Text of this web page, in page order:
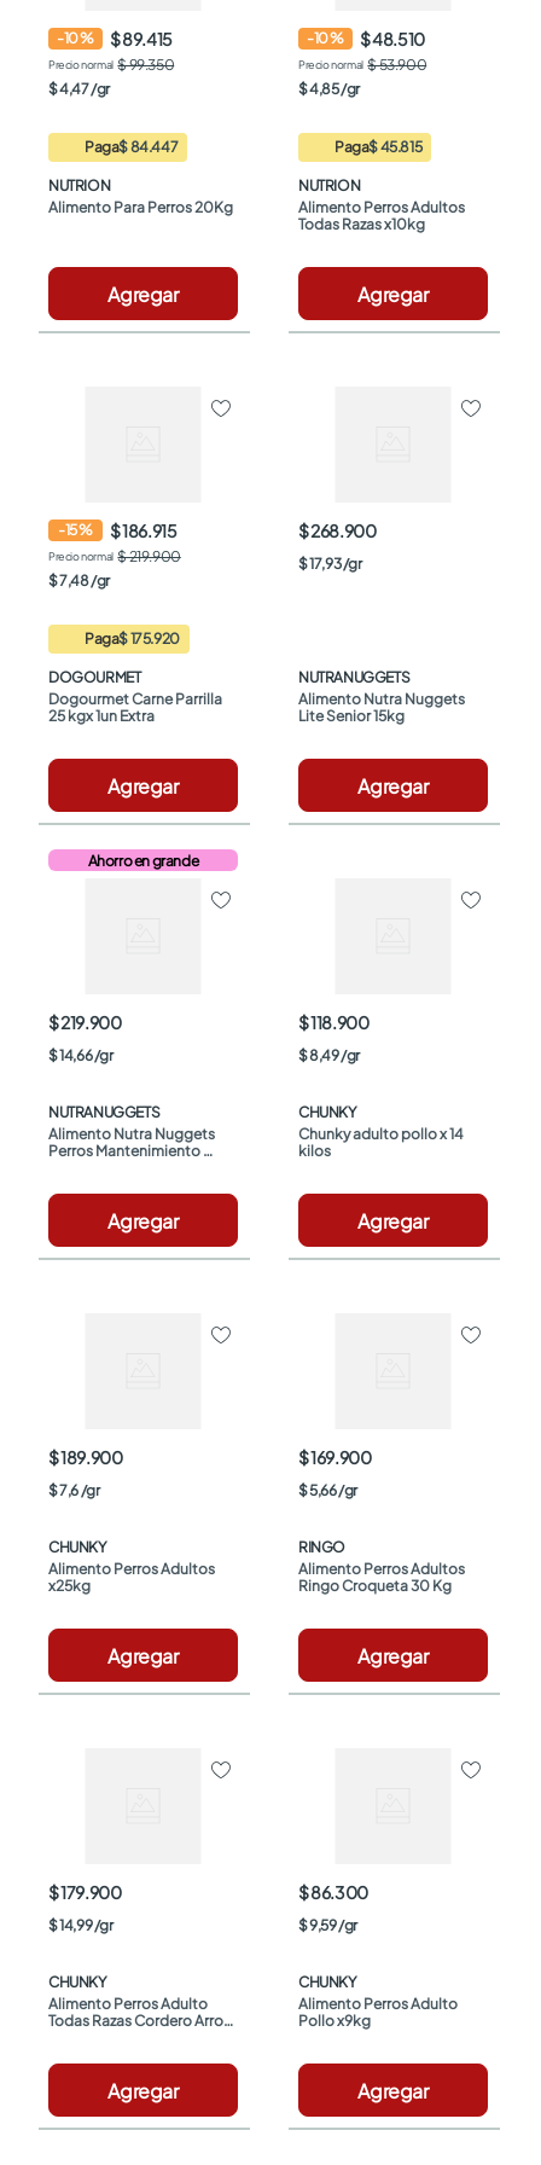
-10% $ 89.415
$ 99.350
$4,47/gr
Paga$ 84.447
NUTRION
Alimento Para Perros 20Kg
Agregar
-10% $ 48.510
$ 53.900
$4,85/gr
Paga$ 45.815
NUTRION
Alimento Perros Adultos
Todas Razas x10kg
Agregar
-15% $ 186.915
$ 219.900
$7,48/gr
Paga$ 175.920
DOGOURMET
Dogourmet Carne Parrilla
25 kgx 1un Extra
Agregar
$ 268.900
$17,93/gr
NUTRANUGGETS
Alimento Nutra Nuggets
Lite Senior 15kg
Agregar
Ahorro en grande
$ 219.900
$14,66/gr
NUTRANUGGETS
Alimento Nutra Nuggets
Perros Mantenimiento
Agregar
$ 118.900
$8,49/gr
CHUNKY
Chunky adulto pollo x 14
kilos
Agregar
$ 189.900
$7,6/gr
CHUNKY
Alimento Perros Adultos
x25kg
Agregar
$ 169.900
$5,66/gr
RINGO
Alimento Perros Adultos
Ringo Croqueta 30 Kg
Agregar
$ 179.900
$14,99/gr
CHUNKY
Alimento Perros Adulto
Todas Razas Cordero Arroz
Agregar
$ 86.300
$9,59/gr
CHUNKY
Alimento Perros Adulto
Pollo x9kg
Agregar